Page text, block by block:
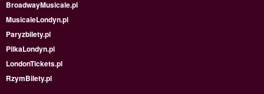
BroadwayMusicale.pl
MusicaleLondyn.pl
Paryzbilety.pl
PilkaLondyn.pl
LondonTickets.pl
RzymBilety.pl